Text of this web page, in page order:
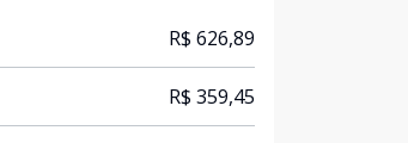
R$ 626,89
R$ 359,45